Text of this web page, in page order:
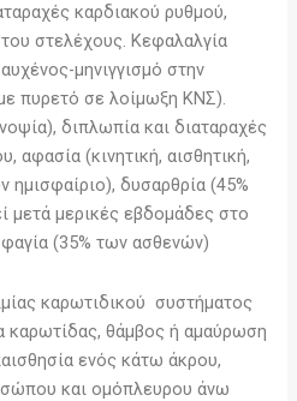
καρδιακού ρυθμού,
στελέχους. Κεφαλαλγία
μηνιγγισμό στην
πυρετό σε λοίμωξη ΚΝΣ).
διπλωπία και διαταραχές
αφασία (κινητική, αισθητική,
ημισφαίριο), δυσαρθρία (45%
μερικές εβδομάδες στο
(35% των ασθενών)
καρωτιδικού συστήματος
καρωτίδας, θάμβος ή αμαύρωση
ενός κάτω άκρου,
και ομόπλευρου άνω